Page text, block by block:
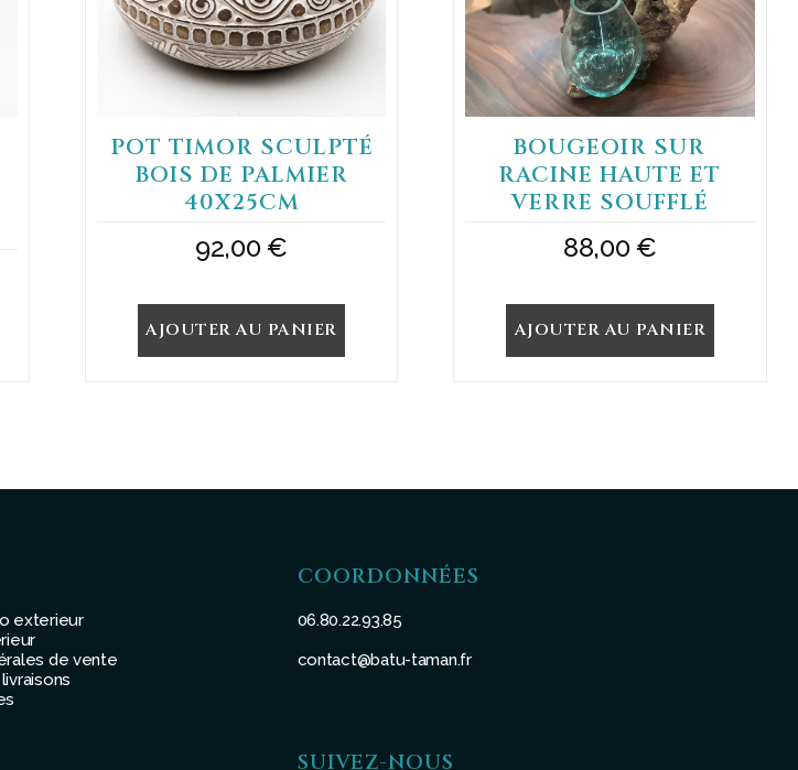
POT TIMOR SCULPTÉ
BOIS DE PALMIER
40X25CM
92,00€
AJOUTER AU PANIER
BOUGEOIR SUR
RACINE HAUTE ET
VERRE SOUFFLÉ
88,00€
AJOUTER AU PANIER
exterieur
de vente
COORDONNÉES
06.80.22.93.85
contact@batu-taman.fr
SUIVEZ-NOUS